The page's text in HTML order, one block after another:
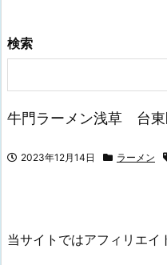
検索
牛門ラーメン浅草 台東
2023年12月14日 ラーメン
当サイトではアフィリエイ